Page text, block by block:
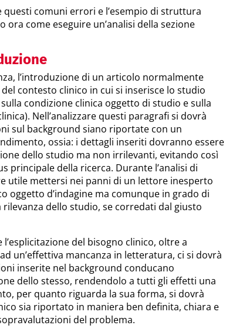
comuni errori e l’esempio di struttura
ora come eseguire un’analisi della sezione
l’introduzione di un articolo normalmente
contesto clinico in cui si inserisce lo studio
condizione clinica oggetto di studio e sulla
Nell’analizzare questi paragrafi si dovrà
sul background siano riportate con un
ossia: i dettagli inseriti dovranno essere
dello studio ma non irrilevanti, evitando così
principale della ricerca. Durante l’analisi di
utile mettersi nei panni di un lettore inesperto
oggetto d’indagine ma comunque in grado di
dello studio, se corredati dal giusto
del bisogno clinico, oltre a
un’effettiva mancanza in letteratura, ci si dovrà
inserite nel background conducano
dello stesso, rendendolo a tutti gli effetti una
per quanto riguarda la sua forma, si dovrà
sia riportato in maniera ben definita, chiara e
del problema.